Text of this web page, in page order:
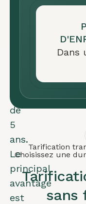
validité
de
5
ans.
Le
principal
avantage
est
Dans
Tarification
Choisissez une
sans